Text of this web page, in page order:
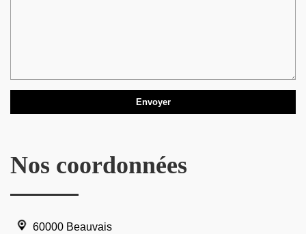
Nos coordonnées
60000 Beauvais